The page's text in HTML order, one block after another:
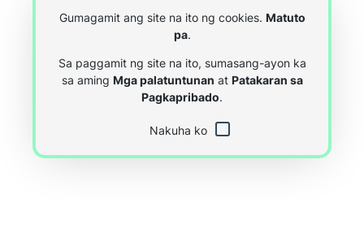
Gumagamit ang site na ito ng cookies. Matuto
pa.
Sa paggamit ng site na ito, sumasang-ayon ka
sa aming Mga palatuntunan at Patakaran sa
Pagkapribado.
Nakuha ko